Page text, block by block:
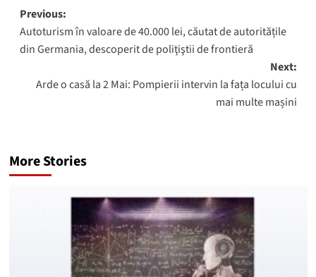
Post
navigation
Previous:
Autoturism în valoare de 40.000 lei, căutat de autoritățile
din Germania, descoperit de poliţiştii de frontieră
Next:
Arde o casă la 2 Mai: Pompierii intervin la fața locului cu
mai multe mașini
More Stories